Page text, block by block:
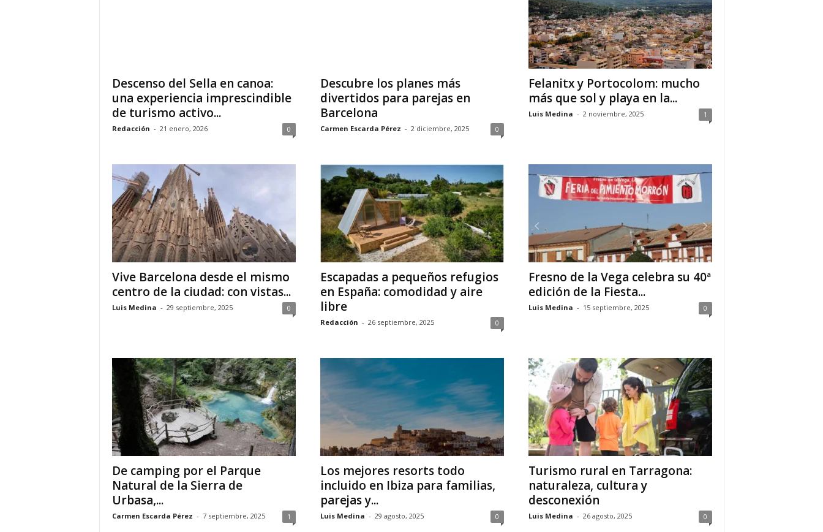
Descenso del Sella en canoa:
una experiencia imprescindible
de turismo activo...
Redacción - 21 enero, 2026 0
Descubre los planes más
divertidos para parejas en
Barcelona
Carmen Escarda Pérez - 2 diciembre, 2025 0
Felanitx y Portocolom: mucho
más que sol y playa en la...
Luis Medina - 2 noviembre, 2025 1
Vive Barcelona desde el mismo
centro de la ciudad: con vistas...
Luis Medina - 29 septiembre, 2025 0
Escapadas a pequeños refugios
en España: comodidad y aire
libre
Redacción - 26 septiembre, 2025 0
Fresno de la Vega celebra su 40ª
edición de la Fiesta...
Luis Medina - 15 septiembre, 2025 0
De camping por el Parque
Natural de la Sierra de
Urbasa,...
Carmen Escarda Pérez - 7 septiembre, 2025 1
Los mejores resorts todo
incluido en Ibiza para familias,
parejas y...
Luis Medina - 29 agosto, 2025 0
Turismo rural en Tarragona:
naturaleza, cultura y
desconexión
Luis Medina - 26 agosto, 2025 0